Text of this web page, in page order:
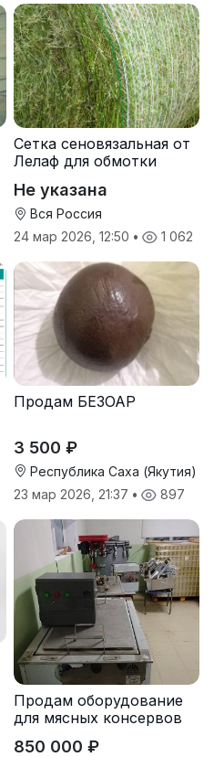
Сетка сеновязальная от
Лелаф для обмотки
Не указана
Вся Россия
24 мар 2026, 12:50 • 1 062
Продам БЕЗОАР
3 500 ₽
Республика Саха (Якутия)
23 мар 2026, 21:37 • 897
Продам оборудование
для мясных консервов
850 000 ₽